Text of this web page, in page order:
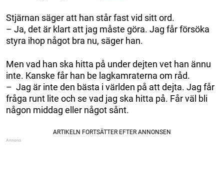
Stjärnan säger att han står fast vid sitt ord.
– Ja, det är klart att jag måste göra. Jag får försöka
styra ihop något bra nu, säger han.
Men vad han ska hitta på under dejten vet han ännu
inte. Kanske får han be lagkamraterna om råd.
– Jag är inte den bästa i världen på att dejta. Jag får
fråga runt lite och se vad jag ska hitta på. Får väl bli
någon middag eller något sånt.